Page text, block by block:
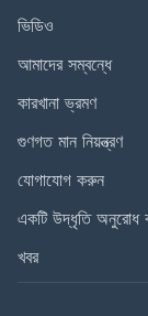
ভিডিও
আমাদের সম্বন্ধে
কারখানা ভ্রমণ
গুণগত মান নিয়ন্ত্রণ
যোগাযোগ করুন
একটি উদ্ধৃতি অনুরোধ
খবর